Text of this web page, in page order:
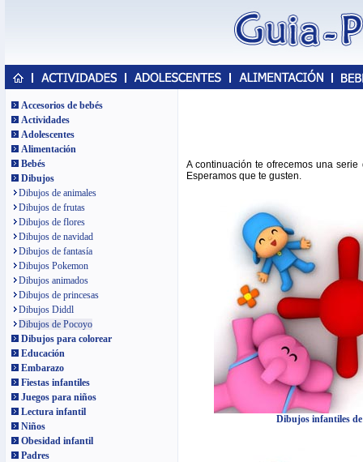
Accesorios de bebés
Actividades
Adolescentes
Alimentación
Bebés
Dibujos
Dibujos de animales
Dibujos de frutas
Dibujos de flores
Dibujos de navidad
Dibujos de fantasía
Dibujos Pokemon
Dibujos animados
Dibujos de princesas
Dibujos Diddl
Dibujos de Pocoyo
Dibujos para colorear
Educación
Embarazo
Fiestas infantiles
Juegos para niños
Lectura infantil
Niños
Obesidad infantil
Padres
A continuación te ofrecemos una
Esperamos que te gusten.
Dibujos infantiles de